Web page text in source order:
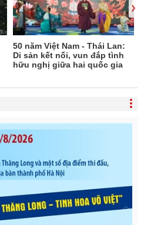
50 năm Việt Nam - Thái Lan:
Di sản kết nối, vun đắp tình
hữu nghị giữa hai quốc gia